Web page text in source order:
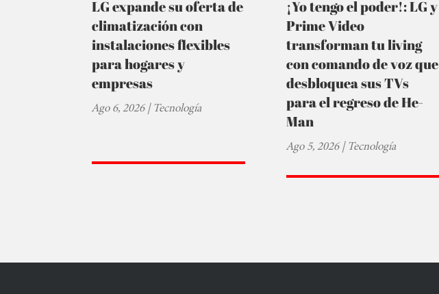
LG expande su oferta de
climatización con
instalaciones flexibles
para hogares y
empresas
Ago 6, 2026|Tecnología
¡Yo tengo el poder!: LG y
Prime Video
transforman tu living
con comando de voz que
desbloquea sus TVs
para el regreso de He-
Man
Ago 5, 2026|Tecnología